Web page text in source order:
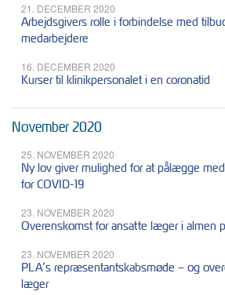
21. DECEMBER 2020
Arbejdsgivers rolle i forbindelse med
medarbejdere
16. DECEMBER 2020
Kurser til klinikpersonalet i en coronatid
November 2020
25. NOVEMBER 2020
Ny lov giver mulighed for at pålægge
for COVID-19
23. NOVEMBER 2020
Overenskomst for ansatte læger i almen
23. NOVEMBER 2020
PLA’s repræsentantskabsmøde – og
læger